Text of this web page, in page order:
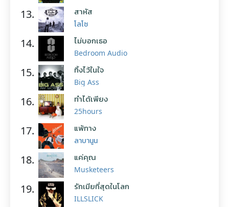
13. สาหัส
โลโซ
14. ไม่บอกเธอ
Bedroom Audio
15. ทิ้งไว้ในใจ
Big Ass
16. ทำได้เพียง
25hours
17. แพ้ทาง
ลาบานูน
18. แค่คุณ
Musketeers
19. รักเมียที่สุดในโลก
ILLSLICK